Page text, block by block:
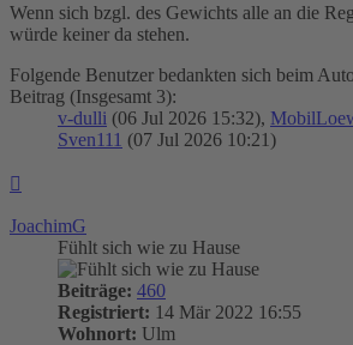
Wenn sich bzgl. des Gewichts alle an die
würde keiner da stehen.
Folgende Benutzer bedankten sich beim
Beitrag (Insgesamt 3):
v-dulli (06 Jul 2026 15:32),
Sven111 (07 Jul 2026 10:21)
JoachimG
Fühlt sich wie zu Hause
Beiträge: 460
Registriert: 14 Mär 2022 16:55
Wohnort: Ulm